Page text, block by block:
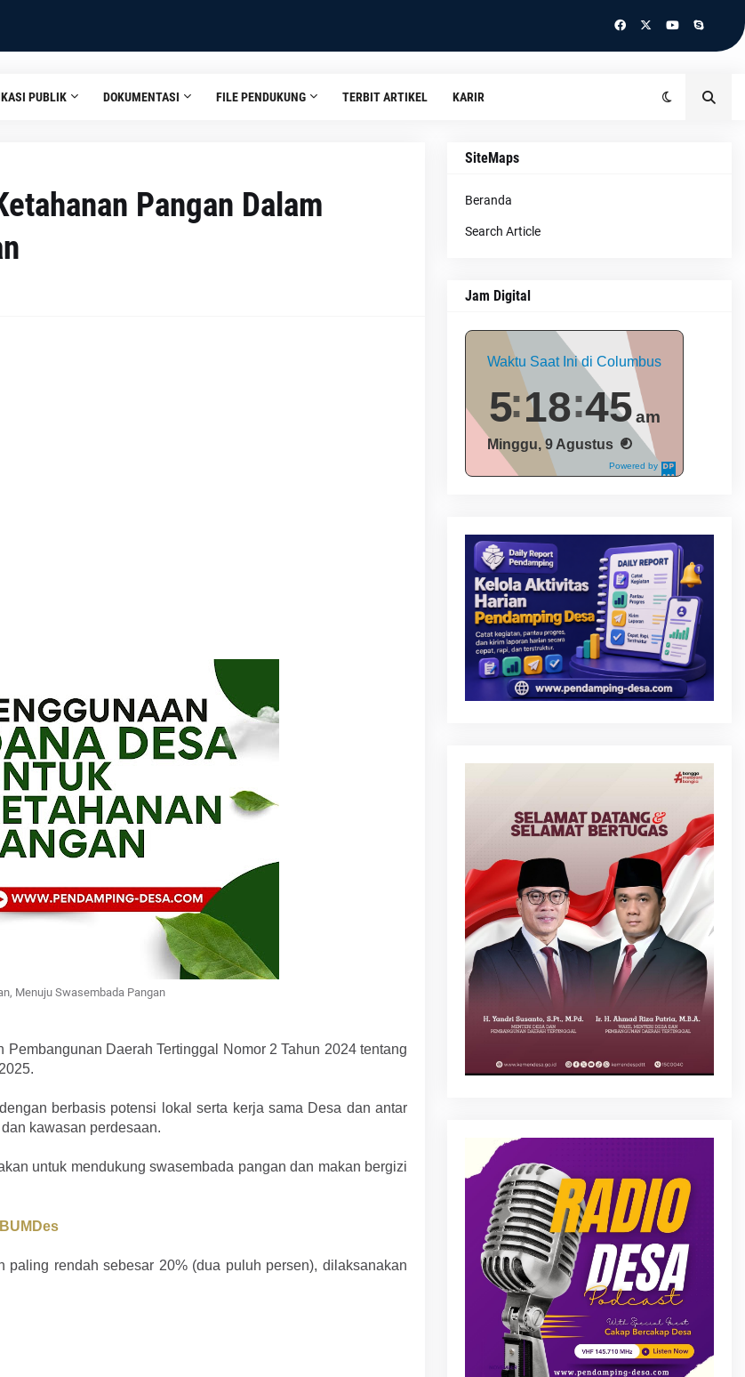
PUBLIK DOKUMENTASI FILE PENDUKUNG TERBIT ARTIKEL KARIR
Pangan Dalam
Menuju Swasembada Pangan
Daerah Tertinggal Nomor 2 Tahun 2024 tentang
berbasis potensi lokal serta kerja sama Desa dan antar
kawasan perdesaan.
untuk mendukung swasembada pangan dan makan bergizi
rendah sebesar 20% (dua puluh persen), dilaksanakan
SiteMaps
Beranda
Search Article
Jam Digital
Powered by
DaysPedia.c
Waktu Saat Ini di Columbus
5 18 46am
Minggu, 9 Agustus